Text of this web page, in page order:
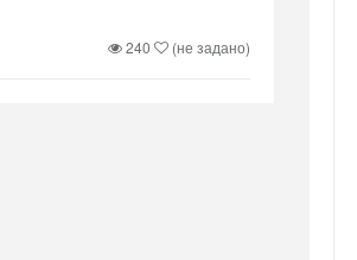
240 (не задано)